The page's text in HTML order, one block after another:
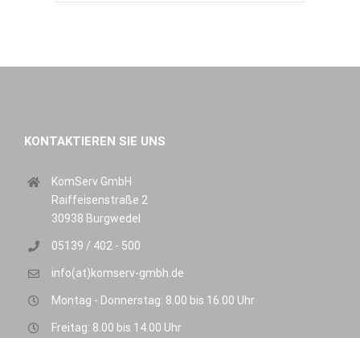
KONTAKTIEREN SIE UNS
KomServ GmbH
Raiffeisenstraße 2
30938 Burgwedel
05139 / 402 - 500
info(at)komserv-gmbh.de
Montag - Donnerstag: 8.00 bis 16.00 Uhr
Freitag: 8.00 bis 14.00 Uhr